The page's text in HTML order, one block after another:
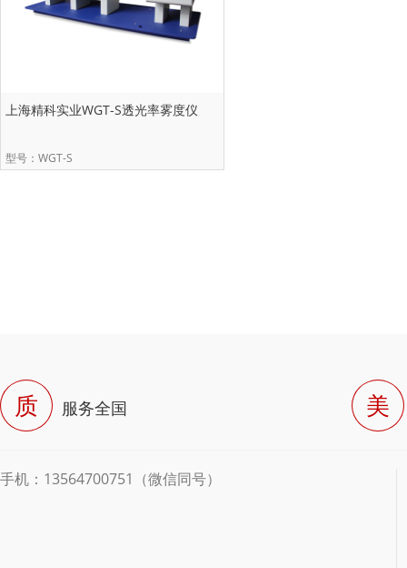
上海精科实业WGT-S透光率雾度仪
型号：WGT-S
质 服务全国 美
手机：13564700751（微信同号）